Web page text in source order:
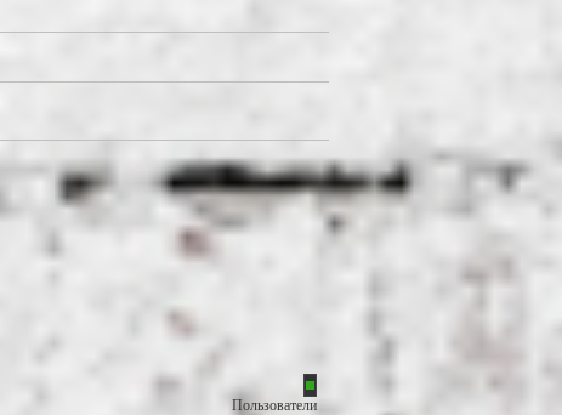
Пользователи